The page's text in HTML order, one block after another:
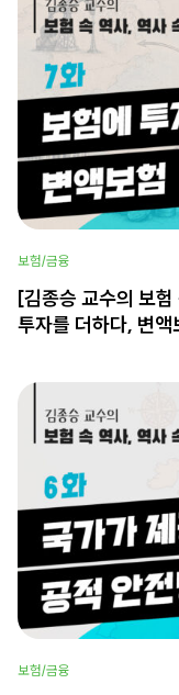
보험/금융
[김종승 교수의 보
투자를 더하다, 변액
보험/금융